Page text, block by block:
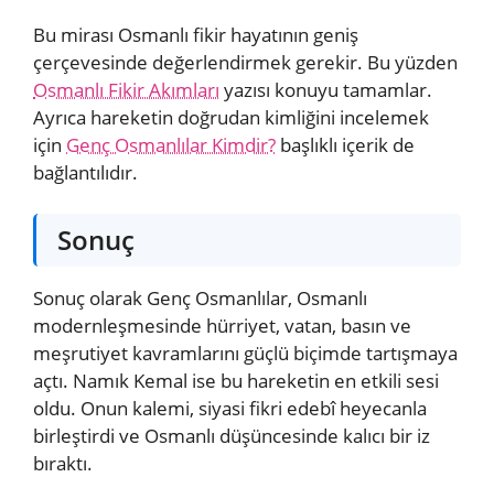
Bu mirası Osmanlı fikir hayatının geniş
çerçevesinde değerlendirmek gerekir. Bu yüzden
Osmanlı Fikir Akımları yazısı konuyu tamamlar.
Ayrıca hareketin doğrudan kimliğini incelemek
için Genç Osmanlılar Kimdir? başlıklı içerik de
bağlantılıdır.
Sonuç
Sonuç olarak Genç Osmanlılar, Osmanlı
modernleşmesinde hürriyet, vatan, basın ve
meşrutiyet kavramlarını güçlü biçimde tartışmaya
açtı. Namık Kemal ise bu hareketin en etkili sesi
oldu. Onun kalemi, siyasi fikri edebî heyecanla
birleştirdi ve Osmanlı düşüncesinde kalıcı bir iz
bıraktı.